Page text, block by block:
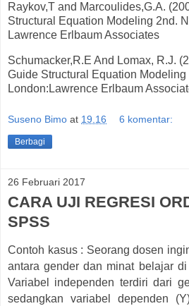
Raykov,T and Marcoulides,G.A.
Structural Equation Modeling 2nd.
Lawrence Erlbaum Associates
Schumacker,R.E And Lomax, R.J.
Guide Structural Equation
London:Lawrence Erlbaum
Suseno Bimo at 19.16 6 komentar:
Berbagi
26 Februari 2017
CARA UJI REGRESI
SPSS
Contoh kasus : Seorang dosen
antara gender dan minat belajar
Variabel independen terdiri dari
sedangkan variabel dependen